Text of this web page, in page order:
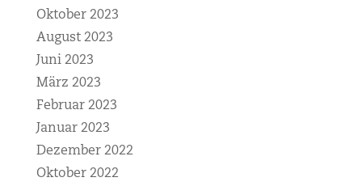
Oktober 2023
August 2023
Juni 2023
März 2023
Februar 2023
Januar 2023
Dezember 2022
Oktober 2022